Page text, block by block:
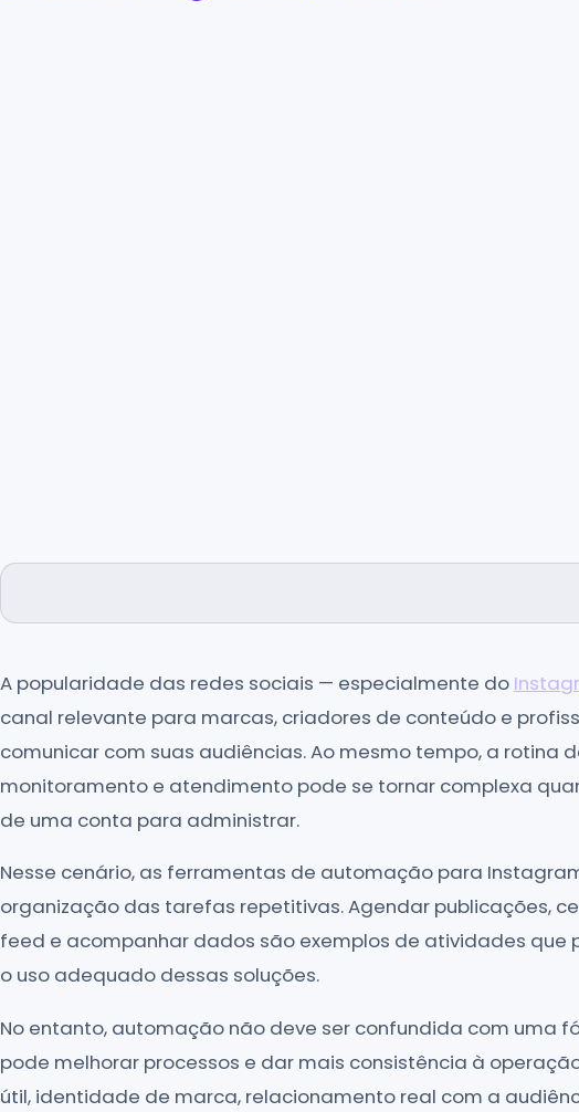
A popularidade das redes sociais — especialmente do
canal relevante para marcas, criadores de conteúdo e
comunicar com suas audiências. Ao mesmo tempo, a rotina
monitoramento e atendimento pode se tornar complexa
de uma conta para administrar.
Nesse cenário, as ferramentas de automação para
organização das tarefas repetitivas. Agendar publicações,
feed e acompanhar dados são exemplos de atividades que
o uso adequado dessas soluções.
No entanto, automação não deve ser confundida com uma
pode melhorar processos e dar mais consistência à
útil, identidade de marca, relacionamento real com a